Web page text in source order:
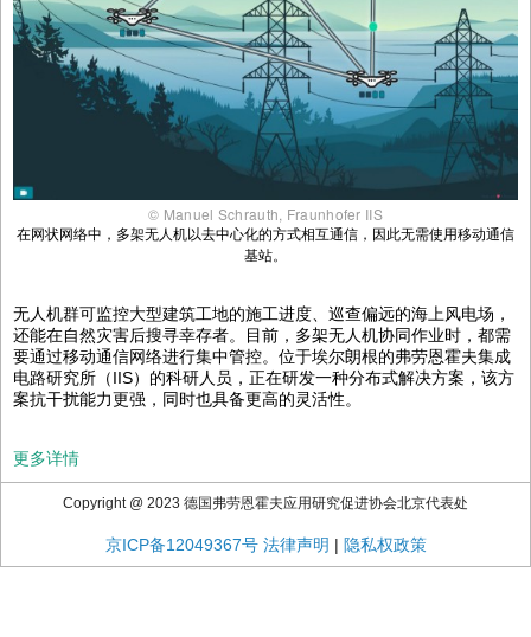
© Manuel Schrauth, Fraunhofer IIS
在网状网络中，多架无人机以去中心化的方式相互通信，因此无需使用移动通信
基站。
无人机群可监控大型建筑工地的施工进度、巡查偏远的海上风电场，
还能在自然灾害后搜寻幸存者。目前，多架无人机协同作业时，都需
要通过移动通信网络进行集中管控。位于埃尔朗根的弗劳恩霍夫集成
电路研究所（IIS）的科研人员，正在研发一种分布式解决方案，该方
案抗干扰能力更强，同时也具备更高的灵活性。
更多详情
Copyright @ 2023 德国弗劳恩霍夫应用研究促进协会北京代表处
京ICP备12049367号 法律声明 | 隐私权政策